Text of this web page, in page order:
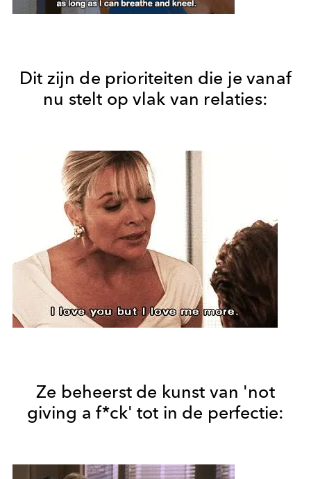
Dit zijn de prioriteiten die je vanaf
nu stelt op vlak van relaties:
Ze beheerst de kunst van 'not
giving a f*ck' tot in de perfectie: